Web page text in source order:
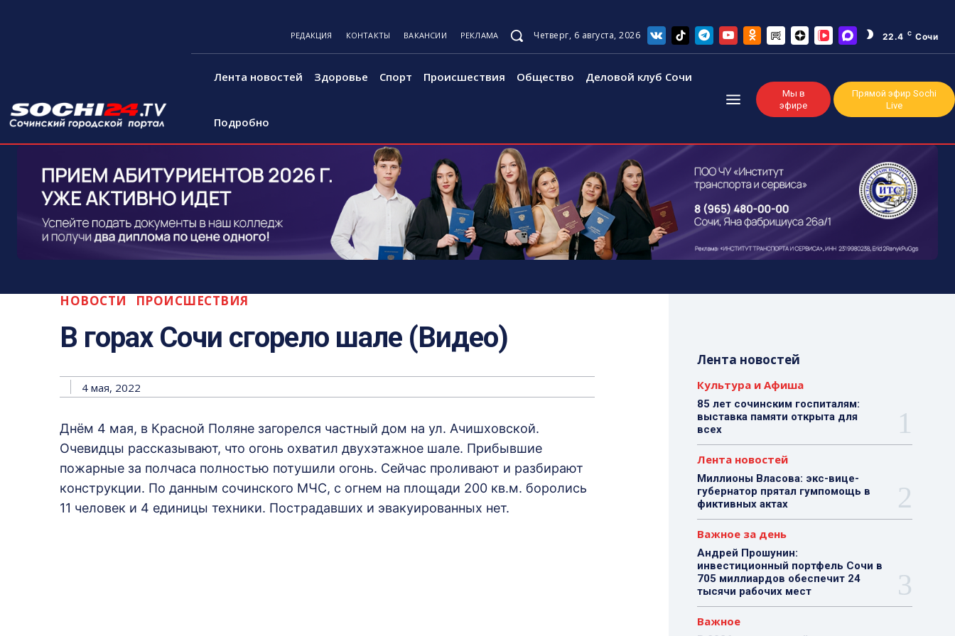
РЕДАКЦИЯ КОНТАКТЫ ВАКАНСИИ РЕКЛАМА Четверг, 6 августа, 2026 22.4 C Сочи
Лента новостей Здоровье Спорт Происшествия Общество Деловой клуб Сочи
Подробно
Мы в
эфире
Прямой эфир Sochi
Live
НОВОСТИ ПРОИСШЕСТВИЯ
В горах Сочи сгорело шале (Видео)
4 мая, 2022
Днём 4 мая, в Красной Поляне загорелся частный дом на ул. Ачишховской.
Очевидцы рассказывают, что огонь охватил двухэтажное шале. Прибывшие
пожарные за полчаса полностью потушили огонь. Сейчас проливают и разбирают
конструкции. По данным сочинского МЧС, с огнем на площади 200 кв.м. боролись
11 человек и 4 единицы техники. Пострадавших и эвакуированных нет.
Лента новостей
Культура и Афиша
85 лет сочинским госпиталям:
выставка памяти открыта для
всех
Лента новостей
Миллионы Власова: экс-вице-
губернатор прятал гумпомощь в
фиктивных актах
Важное за день
Андрей Прошунин:
инвестиционный портфель Сочи в
705 миллиардов обеспечит 24
тысячи рабочих мест
Важное